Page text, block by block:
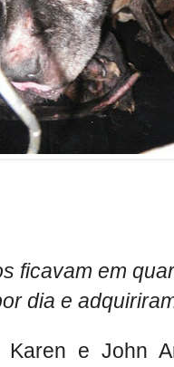
ficavam em
dia e
Karen e John